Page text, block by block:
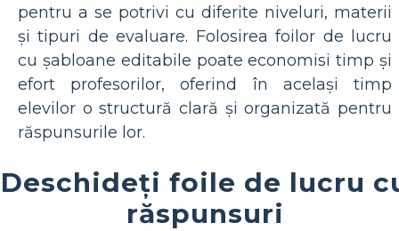
pentru a se potrivi cu diferite niveluri, materii
și tipuri de evaluare. Folosirea foilor de lucru
cu șabloane editabile poate economisi timp și
efort profesorilor, oferind în același timp
elevilor o structură clară și organizată pentru
răspunsurile lor.
Deschideți foile de lucru
răspunsuri